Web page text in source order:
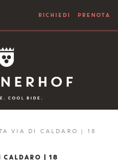
RICHIEDI PRENOTA
VIA DI CALDARO | 18
CALDARO | 18